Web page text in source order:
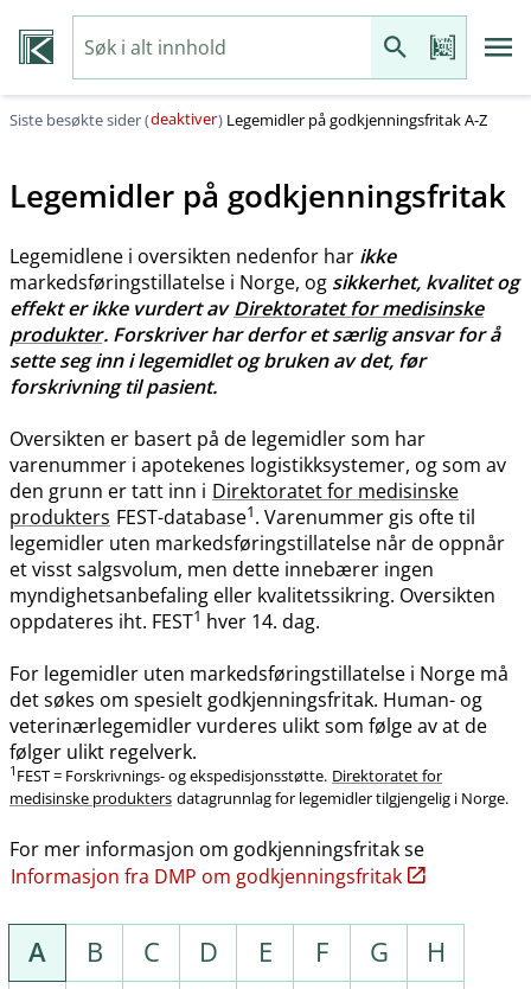
Siste besøkte sider (deaktiver) Legemidler på godkjenningsfritak A-Z
Legemidler på godkjenningsfritak
Legemidlene i oversikten nedenfor har ikke
markedsføringstillatelse i Norge, og sikkerhet, kvalitet og
effekt er ikke vurdert avDirektoratet for medisinske
produkter. Forskriver har derfor et særlig ansvar for å
sette seg inn i legemidlet og bruken av det, før
forskrivning til pasient.
Oversikten er basert på de legemidler som har
varenummer i apotekenes logistikksystemer, og som av
den grunn er tatt inn i Direktoratet for medisinske
produkters FEST-database1. Varenummer gis ofte til
legemidler uten markedsføringstillatelse når de oppnår
et visst salgsvolum, men dette innebærer ingen
myndighetsanbefaling eller kvalitetssikring. Oversikten
oppdateres iht. FEST1 hver 14. dag.
For legemidler uten markedsføringstillatelse i Norge må
det søkes om spesielt godkjenningsfritak. Human- og
veterinærlegemidler vurderes ulikt som følge av at de
følger ulikt regelverk.
1 FEST = Forskrivnings- og ekspedisjonsstøtte. Direktoratet for
medisinske produkters datagrunnlag for legemidler tilgjengelig i Norge.
For mer informasjon om godkjenningsfritak se
Informasjon fra DMP om godkjenningsfritak
A B C D E F G
H